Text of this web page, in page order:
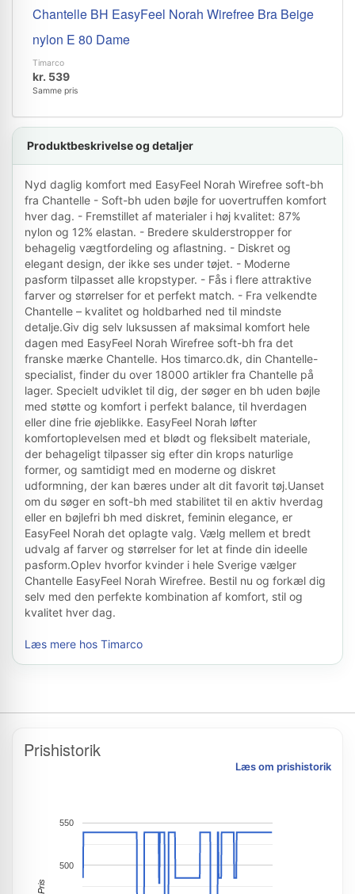
Chantelle BH EasyFeel Norah Wirefree Bra Beige
nylon E 80 Dame
Timarco
kr. 539
Samme pris
Produktbeskrivelse og detaljer
Nyd daglig komfort med EasyFeel Norah Wirefree soft-bh
fra Chantelle - Soft-bh uden bøjle for uovertruffen komfort
hver dag. - Fremstillet af materialer i høj kvalitet: 87%
nylon og 12% elastan. - Bredere skulderstropper for
behagelig vægtfordeling og aflastning. - Diskret og
elegant design, der ikke ses under tøjet. - Moderne
pasform tilpasset alle kropstyper. - Fås i flere attraktive
farver og størrelser for et perfekt match. - Fra velkendte
Chantelle – kvalitet og holdbarhed ned til mindste
detalje.Giv dig selv luksussen af maksimal komfort hele
dagen med EasyFeel Norah Wirefree soft-bh fra det
franske mærke Chantelle. Hos timarco.dk, din Chantelle-
specialist, finder du over 18000 artikler fra Chantelle på
lager. Specielt udviklet til dig, der søger en bh uden bøjle
med støtte og komfort i perfekt balance, til hverdagen
eller dine frie øjeblikke. EasyFeel Norah løfter
komfortoplevelsen med et blødt og fleksibelt materiale,
der behageligt tilpasser sig efter din krops naturlige
former, og samtidigt med en moderne og diskret
udformning, der kan bæres under alt dit favorit tøj.Uanset
om du søger en soft-bh med stabilitet til en aktiv hverdag
eller en bøjlefri bh med diskret, feminin elegance, er
EasyFeel Norah det oplagte valg. Vælg mellem et bredt
udvalg af farver og størrelser for let at finde din ideelle
pasform.Oplev hvorfor kvinder i hele Sverige vælger
Chantelle EasyFeel Norah Wirefree. Bestil nu og forkæl dig
selv med den perfekte kombination af komfort, stil og
kvalitet hver dag.
Læs mere hos Timarco
Prishistorik
Læs om prishistorik
500
550
Pris